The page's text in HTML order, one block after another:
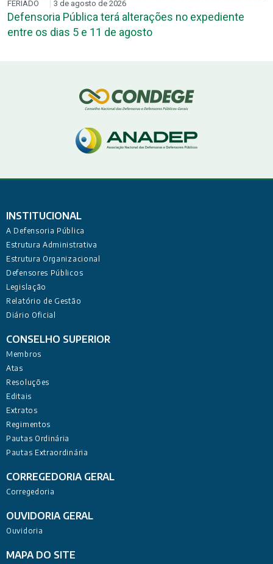
FERIADO 3 de agosto de 2026
Defensoria Pública terá alterações no expediente
entre os dias 5 e 11 de agosto
INSTITUCIONAL
A Defensoria Pública
Estrutura Administrativa
Estrutura Organizacional
Defensores Públicos
Legislação
Relatório de Gestão
Diário Oficial
CONSELHO SUPERIOR
Membros
Atas
Resoluções
Editais
Extratos
Regimentos
Pautas Ordinária
Pautas Extraordinária
CORREGEDORIA GERAL
Corregedoria
OUVIDORIA GERAL
Ouvidoria
MAPA DO SITE